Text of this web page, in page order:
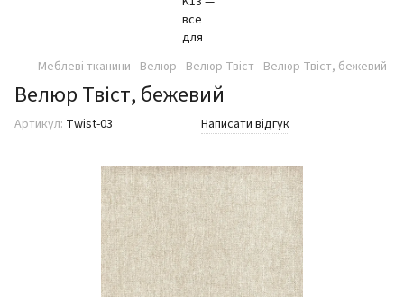
Меблеві тканини Велюр Велюр Твіст Велюр Твіст, бежевий
Велюр Твіст, бежевий
Артикул: Twist-03 Написати відгук